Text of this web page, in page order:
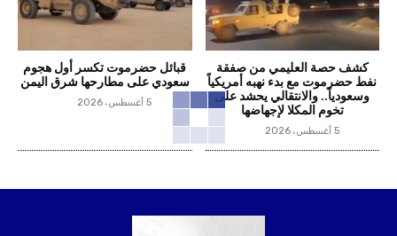
كشف حصة العليمي من صفقة
نفط حضرموت مع بدء نهبه أمريكياً
وسعودياً.. والانتقالي يحشد على
تخوم المكلا لإجهاضها
5 أغسطس، 2026
قبائل حضرموت تكسر أول هجوم
سعودي على مطارحها شرق اليمن
5 أغسطس، 2026